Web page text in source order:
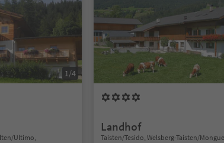
1/4
Ultimo,
Landhof
Taisten/Tesido, Welsberg-Taisten/